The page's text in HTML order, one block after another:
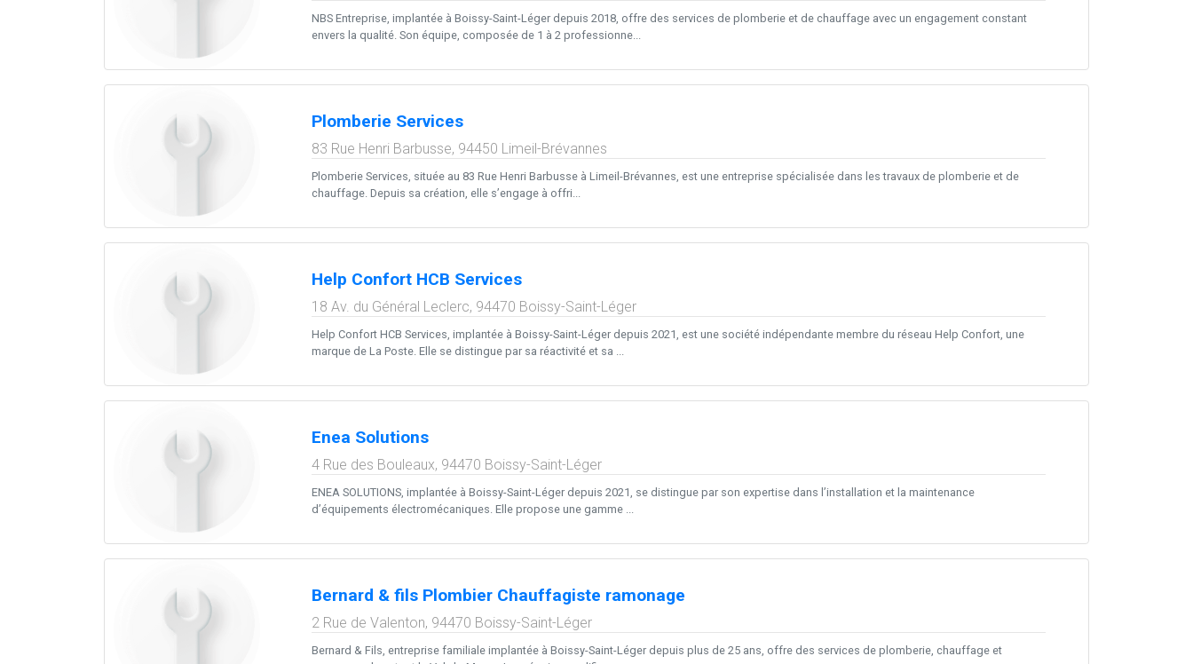
NBS Entreprise, implantée à Boissy-Saint-Léger depuis 2018, offre des services de plomberie et de chauffage avec un engagement constant
envers la qualité. Son équipe, composée de 1 à 2 professionne...
Plomberie Services
83 Rue Henri Barbusse, 94450 Limeil-Brévannes
Plomberie Services, située au 83 Rue Henri Barbusse à Limeil-Brévannes, est une entreprise spécialisée dans les travaux de plomberie et de
chauffage. Depuis sa création, elle s’engage à offri...
Help Confort HCB Services
18 Av. du Général Leclerc, 94470 Boissy-Saint-Léger
Help Confort HCB Services, implantée à Boissy-Saint-Léger depuis 2021, est une société indépendante membre du réseau Help Confort, une
marque de La Poste. Elle se distingue par sa réactivité et sa ...
Enea Solutions
4 Rue des Bouleaux, 94470 Boissy-Saint-Léger
ENEA SOLUTIONS, implantée à Boissy-Saint-Léger depuis 2021, se distingue par son expertise dans l’installation et la maintenance
d’équipements électromécaniques. Elle propose une gamme ...
Bernard & fils Plombier Chauffagiste ramonage
2 Rue de Valenton, 94470 Boissy-Saint-Léger
Bernard & Fils, entreprise familiale implantée à Boissy-Saint-Léger depuis plus de 25 ans, offre des services de plomberie, chauffage et